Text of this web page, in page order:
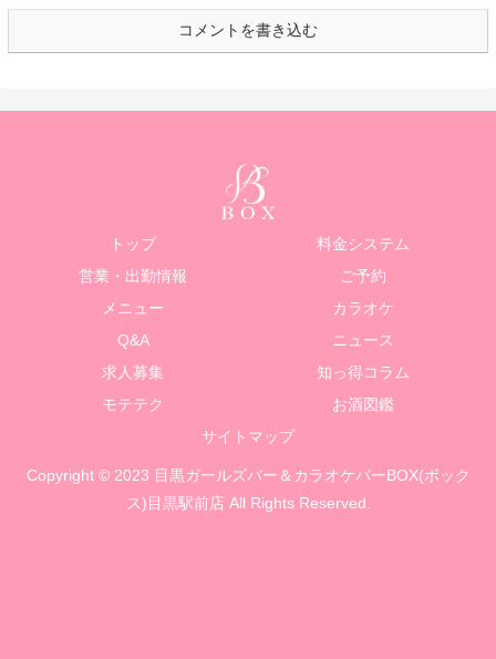
コメントを書き込む
トップ
料金システム
営業・出勤情報
ご予約
メニュー
カラオケ
Q&A
ニュース
求人募集
知っ得コラム
モテテク
お酒図鑑
サイトマップ
Copyright © 2023 目黒ガールズバー＆カラオケバーBOX(ボック
ス)目黒駅前店 All Rights Reserved.